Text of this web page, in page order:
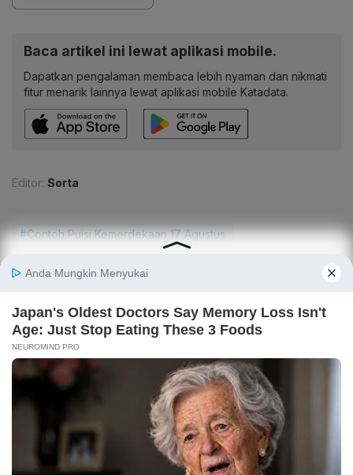
Baca artikel ini lewat aplikasi mobile.
Dapatkan pengalaman membaca lebih nyaman dan nikmati
fitur menarik lainnya lewat aplikasi mobile Katadata.
Editor: Sorta
#Contoh Puisi Kemerdekaan 17 Agustus
#Puisi Kemerdekaan 17 Agustus #Puisi Kemerdekaan
#Puisi
CEK JUGA DATA INI